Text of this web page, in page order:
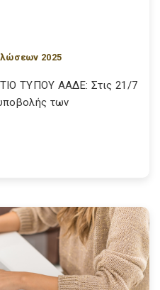
2025
ΤΥΠΟΥ ΑΑΔΕ: Στις 21/7
των